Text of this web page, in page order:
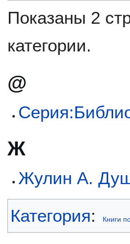
Показаны 2
категории.
@
Ж
Жулин А.
Категория: Книги